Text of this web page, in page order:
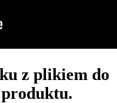
z plikiem do